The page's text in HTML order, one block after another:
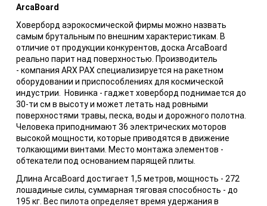
ArcaBoard
Ховерборд аэрокосмической фирмы можно назвать
самым брутальным по внешним характеристикам. В
отличие от продукции конкурентов, доска ArcaBoard
реально парит над поверхностью. Производитель
- компания ARX PAX специализируется на ракетном
оборудовании и приспособлениях для космической
индустрии. Новинка - гаджет ховерборд поднимается до
30-ти см в высоту и может летать над ровными
поверхностями травы, песка, воды и дорожного полотна.
Человека приподнимают 36 электрических моторов
высокой мощности, которые приводятся в движение
толкающими винтами. Место монтажа элементов -
обтекатели под основанием парящей плиты.
Длина ArcaBoard достигает 1,5 метров, мощность - 272
лошадиные силы, суммарная тяговая способность - до
195 кг. Вес пилота определяет время удержания в